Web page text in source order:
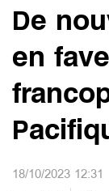
De
en
18/10/2023 12:31